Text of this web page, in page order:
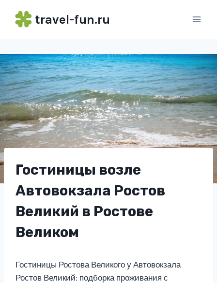
travel-fun.ru
Гостиницы возле
Автовокзала Ростов
Великий в Ростове
Великом
Гостиницы Ростова Великого у Автовокзала
Ростов Великий: подборка проживания с